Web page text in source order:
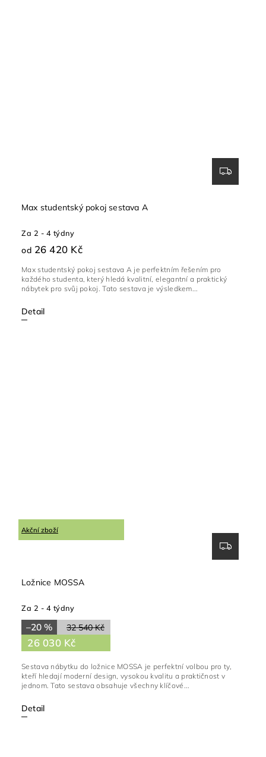
Max studentský pokoj sestava A
Za 2 - 4 týdny
od 26 420 Kč
Detail
Max studentský pokoj sestava A je perfektním řešením pro
každého studenta, který hledá kvalitní, elegantní a praktický
nábytek pro svůj pokoj. Tato sestava je výsledkem...
Akční zboží
Ložnice MOSSA
Za 2 - 4 týdny
32 540 Kč
–20 %
26 030 Kč
Detail
Sestava nábytku do ložnice MOSSA je perfektní volbou pro ty,
kteří hledají moderní design, vysokou kvalitu a praktičnost v
jednom. Tato sestava obsahuje všechny klíčové...